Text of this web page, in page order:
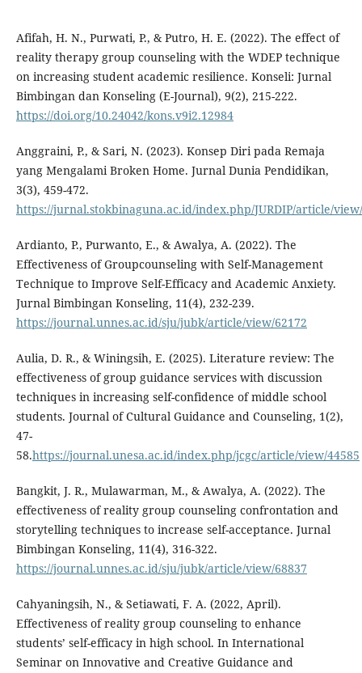
Afifah, H. N., Purwati, P., & Putro, H. E. (2022). The effect of
reality therapy group counseling with the WDEP technique
on increasing student academic resilience. Konseli: Jurnal
Bimbingan dan Konseling (E-Journal), 9(2), 215-222.
https://doi.org/10.24042/kons.v9i2.12984
Anggraini, P., & Sari, N. (2023). Konsep Diri pada Remaja
yang Mengalami Broken Home. Jurnal Dunia Pendidikan,
3(3), 459-472.
https://jurnal.stokbinaguna.ac.id/index.php/JURDIP/article/
Ardianto, P., Purwanto, E., & Awalya, A. (2022). The
Effectiveness of Groupcounseling with Self-Management
Technique to Improve Self-Efficacy and Academic Anxiety.
Jurnal Bimbingan Konseling, 11(4), 232-239.
https://journal.unnes.ac.id/sju/jubk/article/view/62172
Aulia, D. R., & Winingsih, E. (2025). Literature review: The
effectiveness of group guidance services with discussion
techniques in increasing self-confidence of middle school
students. Journal of Cultural Guidance and Counseling, 1(2),
47-
58.https://journal.unesa.ac.id/index.php/jcgc/article/view/44585
Bangkit, J. R., Mulawarman, M., & Awalya, A. (2022). The
effectiveness of reality group counseling confrontation and
storytelling techniques to increase self-acceptance. Jurnal
Bimbingan Konseling, 11(4), 316-322.
https://journal.unnes.ac.id/sju/jubk/article/view/68837
Cahyaningsih, N., & Setiawati, F. A. (2022, April).
Effectiveness of reality group counseling to enhance
students’ self-efficacy in high school. In International
Seminar on Innovative and Creative Guidance and